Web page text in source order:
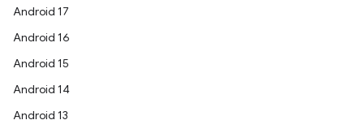
Android 17
Android 16
Android 15
Android 14
Android 13